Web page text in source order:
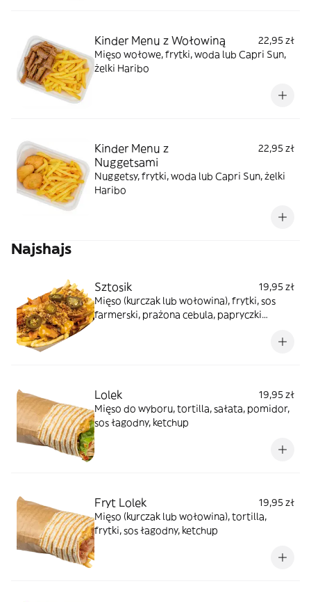
Kinder Menu z Wołowiną
22,95 zł
Mięso wołowe, frytki, woda lub Capri Sun,
żelki Haribo
Kinder Menu z
Nuggetsami
22,95 zł
Nuggetsy, frytki, woda lub Capri Sun, żelki
Haribo
Najshajs
Sztosik
19,95 zł
Mięso (kurczak lub wołowina), frytki, sos
farmerski, prażona cebula, papryczki
Lolek
19,95 zł
Mięso do wyboru, tortilla, sałata, pomidor,
sos łagodny, ketchup
Fryt Lolek
19,95 zł
Mięso (kurczak lub wołowina), tortilla,
frytki, sos łagodny, ketchup